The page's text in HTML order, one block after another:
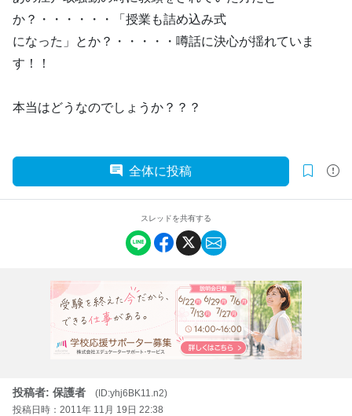
か？・・・・・・「授業も詰め込み式
になった」とか？・・・・・噂話に決心が揺れていま
す！！
本当はどうなのでしょうか？？？
全体に投稿
スレッドを共有する
投稿者: 保護者
(ID:yhj6BK11.n2)
投稿日時：2011年 11月 19日 22:38